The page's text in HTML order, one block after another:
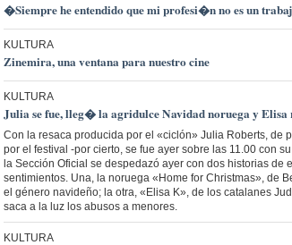
�Siempre he entendido que mi profesi�n no es un
KULTURA
Zinemira, una ventana para nuestro cine
KULTURA
Julia se fue, lleg� la agridulce Navidad noruega y
Con la resaca producida por el «ciclón» Julia Roberts, de
por el festival -por cierto, se fue ayer sobre las 11.00 con
la Sección Oficial se despedazó ayer con dos historias de
sentimientos. Una, la noruega «Home for Christmas», de
el género navideño; la otra, «Elisa K», de los catalanes
saca a la luz los abusos a menores.
KULTURA